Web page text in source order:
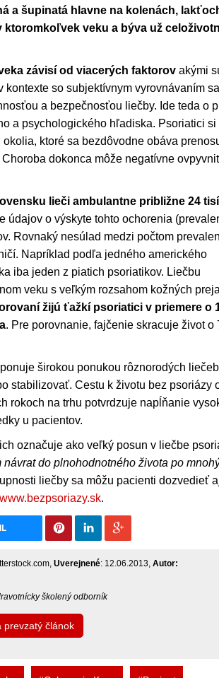
a šupinatá hlavne na kolenách,
veku a býva už
závisí od viacerých faktorov akými
kontexte so subjektívnym vyrovnávaním sa
a bezpečnosťou liečby. Ide teda o
a psychologického hľadiska. Psoriatici si
ktoré sa bezdôvodne obáva
dokonca môže negatívne
lieči ambulantne približne 24
údajov o výskyte tohto ochorenia
Rovnaký nesúlad medzi počtom
Napríklad podľa jedného amerického
iba jeden z piatich psoriatikov. Liečbu
veku s veľkým rozsahom kožných
žijú ťažkí psoriatici v priemere o
. Pre porovnanie, fajčenie skracuje život o
širokou ponukou rôznorodých
stabilizovať. Cestu k životu bez psoriázy
rokoch na trhu potvrdzuje napĺňanie
u pacientov.
označuje ako veľký posun v liečbe
do plnohodnotného života po
liečby sa môžu pacienti dozvedieť
www.bezpsoriazy.sk.
Uverejnené: 12.06.2013, Autor:
školený odborník
prevzatý článok